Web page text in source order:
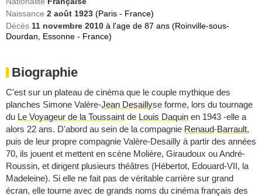
Naissance 2 août 1923 (Paris - France)
Décès 11 novembre 2010 à l'age de 87 ans (Roinville-sous-
Dourdan, Essonne - France)
Biographie
C'est sur un plateau de cinéma que le couple mythique des
planches Simone Valère-Jean Desaillyse forme, lors du tournage
du Le Voyageur de la Toussaint de Louis Daquin en 1943 -elle a
alors 22 ans. D'abord au sein de la compagnie Renaud-Barrault,
puis de leur propre compagnie Valère-Desailly à partir des années
70, ils jouent et mettent en scène Molière, Giraudoux ou André-
Roussin, et dirigent plusieurs théâtres (Hébertot, Edouard-VII, la
Madeleine). Si elle ne fait pas de véritable carrière sur grand
écran, elle tourne avec de grands noms du cinéma français des